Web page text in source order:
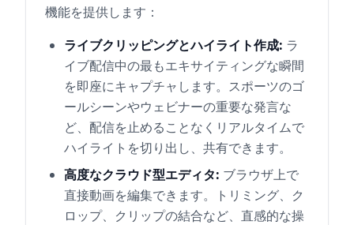
機能を提供します：
ライブクリッピングとハイライト作成: ラ
イブ配信中の最もエキサイティングな瞬間
を即座にキャプチャします。スポーツのゴ
ールシーンやウェビナーの重要な発言な
ど、配信を止めることなくリアルタイムで
ハイライトを切り出し、共有できます。
高度なクラウド型エディタ: ブラウザ上で
直接動画を編集できます。トリミング、ク
ロップ、クリップの結合など、直感的な操